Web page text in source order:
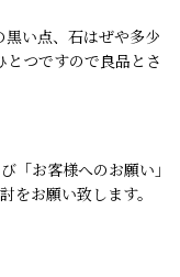
い点、石はぜや多少
つですので良品とさ
「お客様へのお願い」
をお願い致します。